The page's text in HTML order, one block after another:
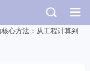
心方法：从工程计算到